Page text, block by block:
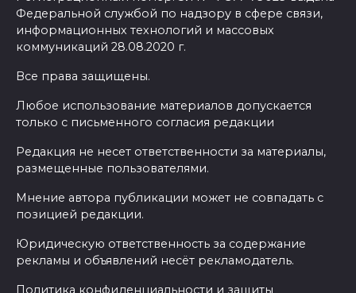
Федеральной службой по надзору в сфере связи,
информационных технологий и массовых
коммуникаций 28.08.2020 г.
Все права защищены.
Любое использование материалов допускается
только с письменного согласия редакции
Редакция не несет ответственности за материалы,
размещенные пользователями.
Мнение автора публикации может не совпадать с
позицией редакции.
Юридическую ответственность за содержание
рекламы и объявлений несёт рекламодатель.
Политика конфиденциальности и защиты